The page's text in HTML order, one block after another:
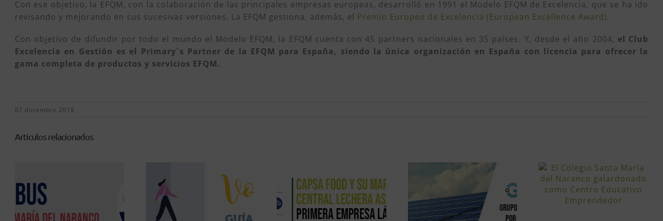
Con ese objetivo, la EFQM, con la colaboración de las principales empresas europeas, desarrolló en 1991 el Modelo EFQM de Excelencia, que se ha ido
revisando y mejorando en sus sucesivas versiones. La EFQM gestiona, además, el Premio Europeo de Excelencia (European Excellence Award).
Con objetivo de difundir por todo el mundo el Modelo EFQM, la EFQM cuenta con 45 partners nacionales en 35 países. Y, desde el año 2004, el Club
Excelencia en Gestión es el Primary´s Partner de la EFQM para España, siendo la única organización en España con licencia para ofrecer la
gama completa de productos y servicios EFQM.
07 diciembre 2018
Artículos relacionados